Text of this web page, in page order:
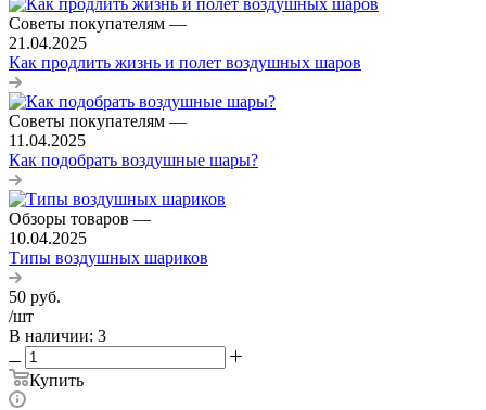
Советы покупателям —
21.04.2025
Как продлить жизнь и полет воздушных шаров
Советы покупателям —
11.04.2025
Как подобрать воздушные шары?
Обзоры товаров —
10.04.2025
Типы воздушных шариков
50 руб.
/шт
В наличии: 3
Купить